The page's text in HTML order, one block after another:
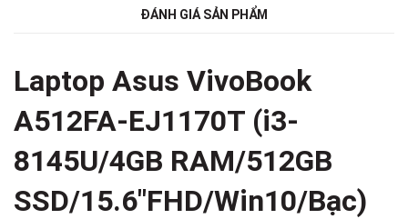
ĐÁNH GIÁ SẢN PHẨM
Laptop Asus VivoBook
A512FA-EJ1170T (i3-
8145U/4GB RAM/512GB
SSD/15.6"FHD/Win10/Bạc)